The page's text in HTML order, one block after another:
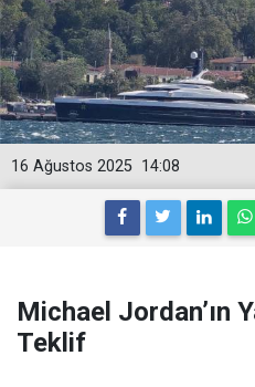
14:08
16 Ağustos 2025
Michael Jordan’ın
Teklif